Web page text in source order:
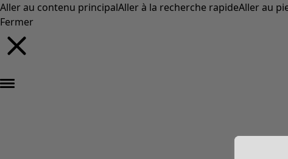
Aller au contenu principalAller à la recherche rapideAller au
Fermer